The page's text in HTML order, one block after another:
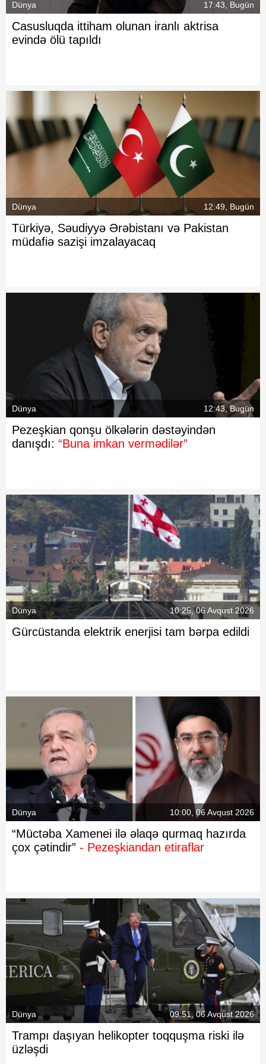
Dünya 17:43, Bugün
Casusluqda ittiham olunan iranlı aktrisa
evində ölü tapıldı
Dünya 12:49, Bugün
Türkiyə, Səudiyyə Ərəbistanı və Pakistan
müdafiə sazişi imzalayacaq
Dünya 12:43, Bugün
Pezeşkian qonşu ölkələrin dəstəyindən
danışdı: “Buna imkan vermədilər”
Dünya 10:25, 06 Avqust 2026
Gürcüstanda elektrik enerjisi tam bərpa edildi
Dünya 10:00, 06 Avqust 2026
“Müctəba Xamenei ilə əlaqə qurmaq hazırda
çox çətindir” - Pezeşkiandan etiraflar
Dünya 09:51, 06 Avqust 2026
Trampı daşıyan helikopter toqquşma riski ilə
üzləşdi